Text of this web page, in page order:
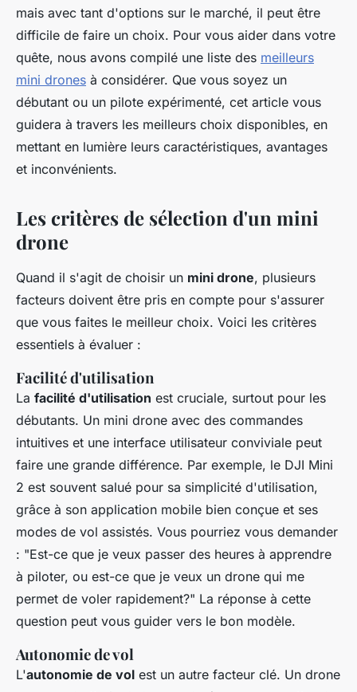
mais avec tant d'options sur le marché, il peut être
difficile de faire un choix. Pour vous aider dans votre
quête, nous avons compilé une liste des meilleurs
mini drones à considérer. Que vous soyez un
débutant ou un pilote expérimenté, cet article vous
guidera à travers les meilleurs choix disponibles, en
mettant en lumière leurs caractéristiques, avantages
et inconvénients.
Les critères de sélection d'un mini
drone
Quand il s'agit de choisir un mini drone, plusieurs
facteurs doivent être pris en compte pour s'assurer
que vous faites le meilleur choix. Voici les critères
essentiels à évaluer :
Facilité d'utilisation
La facilité d'utilisation est cruciale, surtout pour les
débutants. Un mini drone avec des commandes
intuitives et une interface utilisateur conviviale peut
faire une grande différence. Par exemple, le DJI Mini
2 est souvent salué pour sa simplicité d'utilisation,
grâce à son application mobile bien conçue et ses
modes de vol assistés. Vous pourriez vous demander
: "Est-ce que je veux passer des heures à apprendre
à piloter, ou est-ce que je veux un drone qui me
permet de voler rapidement?" La réponse à cette
question peut vous guider vers le bon modèle.
Autonomie de vol
L'autonomie de vol est un autre facteur clé. Un drone